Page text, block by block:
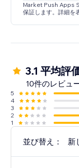
Market Push Apps
保証します。詳細を
3.1 平均評
10件のレビュ
5
4
3
2
1
並び替え： 新